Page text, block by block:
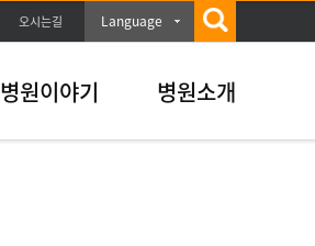
오시는길 Language
병원이야기 병원소개